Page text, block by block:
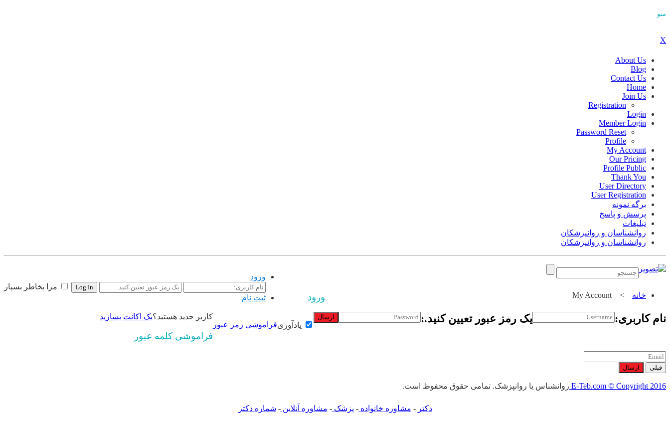
منو
X
About Us
Blog
Contact Us
Home
Join Us
Registration
Login
Member Login
Password Reset
Profile
My Account
Our Pricing
Profile Public
Thank You
User Directory
User Registration
برگه نمونه
پرسش و پاسخ
تبلیغات
روانشناسان و روانپزشکان
روانشناسان و روانپزشکان
ورود
مرا بخاطر بسپار
ثبت نام
خانه >
My Account ورود
نام کاربری: یک رمز عبور تعیین کنید.: ارسال
یادآوریفراموشی رمز عبور
کاربر جدید هستید؟یک اکانت بسازید
فراموشی کلمه عبور
قبلی ارسال
E-Teb.com © Copyright 2016 روانشناس یا روانپزشک. تمامی حقوق محفوظ است.
دکتر- مشاوره خانواده- پزشک- مشاوره آنلاین- شماره دکتر